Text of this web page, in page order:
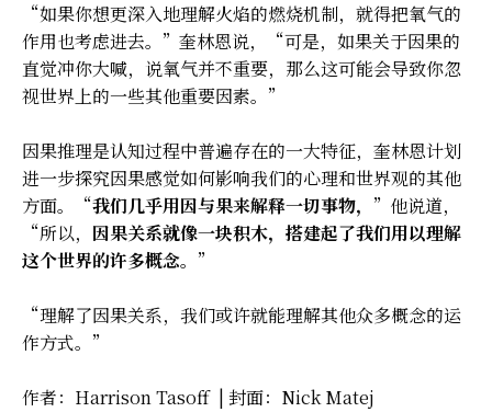
“如果你想更深入地理解火焰的燃烧机制，就得把氧气的
作用也考虑进去。”奎林恩说，“可是，如果关于因果的
直觉冲你大喊，说氧气并不重要，那么这可能会导致你忽
视世界上的一些其他重要因素。”
因果推理是认知过程中普遍存在的一大特征，奎林恩计划
进一步探究因果感觉如何影响我们的心理和世界观的其他
方面。“我们几乎用因与果来解释一切事物， ”他说道，
“所以， 因果关系就像一块积木，搭建起了我们用以理解
这个世界的许多概念。 ”
“理解了因果关系，我们或许就能理解其他众多概念的运
作方式。”
作者：Harrison Tasoff | 封面：Nick Matej